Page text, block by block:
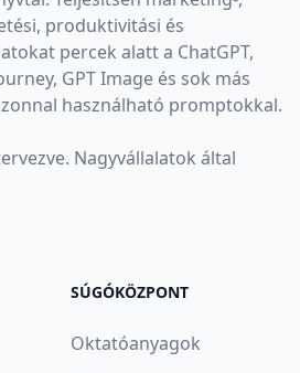
produktivitási és
percek alatt a ChatGPT,
GPT Image és sok más
használható promptokkal.
Nagyvállalatok által
SÚGÓKÖZPONT
Oktatóanyagok